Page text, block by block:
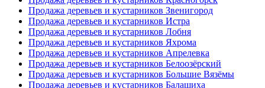
Продажа деревьев и кустарников Звенигород
Продажа деревьев и кустарников Истра
Продажа деревьев и кустарников Лобня
Продажа деревьев и кустарников Яхрома
Продажа деревьев и кустарников Апрелевка
Продажа деревьев и кустарников Белоозёрский
Продажа деревьев и кустарников Большие Вязёмы
Продажа деревьев и кустарников Балашиха